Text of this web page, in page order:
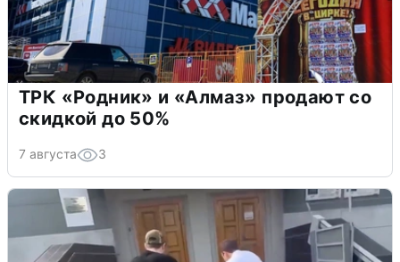
ТРК «Родник» и «Алмаз» продают со
скидкой до 50%
7 августа 3